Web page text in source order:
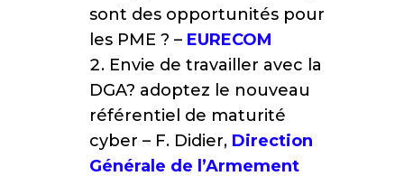
sont des opportunités pour
les PME ? – EURECOM
Envie de travailler avec la
DGA? adoptez le nouveau
référentiel de maturité
cyber – F. Didier, Direction
Générale de l’Armement